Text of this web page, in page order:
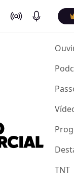
On Air Podcasts
TNT